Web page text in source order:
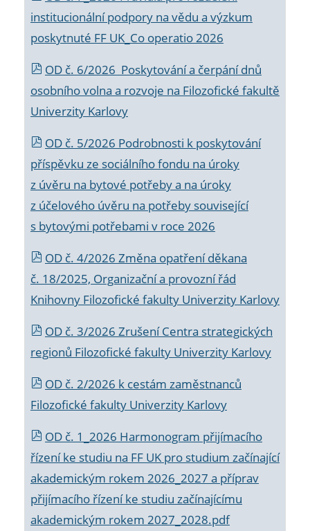
institucionální podpory na vědu a výzkum
poskytnuté FF UK_Co operatio 2026
OD č. 6/2026 Poskytování a čerpání dnů
osobního volna a rozvoje na Filozofické fakultě
Univerzity Karlovy
OD č. 5/2026 Podrobnosti k poskytování
příspěvku ze sociálního fondu na úroky
z úvěru na bytové potřeby a na úroky
z účelového úvěru na potřeby související
s bytovými potřebami v roce 2026
OD č. 4/2026 Změna opatření děkana
č. 18/2025, Organizační a provozní řád
Knihovny Filozofické fakulty Univerzity Karlovy
OD č. 3/2026 Zrušení Centra strategických
regionů Filozofické fakulty Univerzity Karlovy
OD č. 2/2026 k cestám zaměstnanců
Filozofické fakulty Univerzity Karlovy
OD č. 1_2026 Harmonogram přijímacího
řízení ke studiu na FF UK pro studium začínající
akademickým rokem 2026_2027 a příprav
přijímacího řízení ke studiu začínajícímu
akademickým rokem 2027_2028.pdf